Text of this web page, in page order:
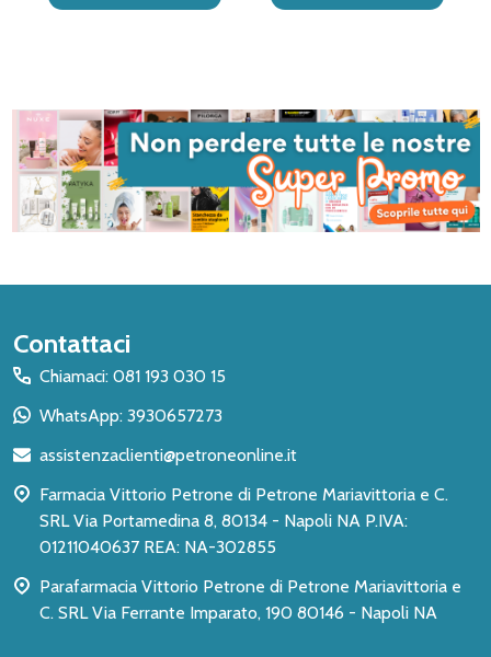
Inizio
del
piè
pagina
Contattaci
Chiamaci: 081 193 030 15
WhatsApp: 3930657273
assistenzaclienti@petroneonline.it
Farmacia Vittorio Petrone di Petrone Mariavittoria e C.
SRL Via Portamedina 8, 80134 - Napoli NA P.IVA:
01211040637 REA: NA-302855
Parafarmacia Vittorio Petrone di Petrone Mariavittoria e
C. SRL Via Ferrante Imparato, 190 80146 - Napoli NA